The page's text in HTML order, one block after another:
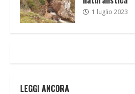
1 luglio 2023
LEGGI ANCORA